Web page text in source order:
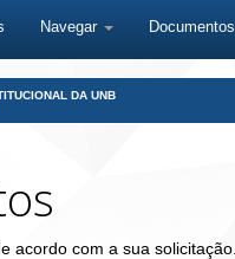
Navegar Documentos
DA UNB
acordo com a sua solicitação.